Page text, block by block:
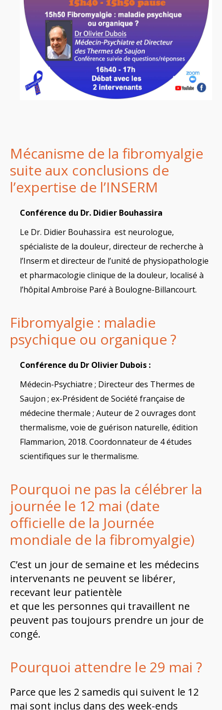
Mécanisme de la fibromyalgie
suite aux conclusions de
l’expertise de l’INSERM
Conférence du Dr. Didier Bouhassira
Le Dr. Didier Bouhassira est neurologue,
spécialiste de la douleur, directeur de recherche à
l’Inserm et directeur de l’unité de physiopathologie
et pharmacologie clinique de la douleur, localisé à
l’hôpital Ambroise Paré à Boulogne-Billancourt.
Fibromyalgie : maladie
psychique ou organique ?
Conférence du Dr Olivier Dubois :
Médecin-Psychiatre ; Directeur des Thermes de
Saujon ; ex-Président de Société française de
médecine thermale ; Auteur de 2 ouvrages dont
thermalisme, voie de guérison naturelle, édition
Flammarion, 2018. Coordonnateur de 4 études
scientifiques sur le thermalisme.
Pourquoi ne pas la célébrer la
journée le 12 mai (date
officielle de la Journée
mondiale de la fibromyalgie)
C’est un jour de semaine et les médecins
intervenants ne peuvent se libérer,
recevant leur patientèle
et que les personnes qui travaillent ne
peuvent pas toujours prendre un jour de
congé.
Pourquoi attendre le 29 mai ?
Parce que les 2 samedis qui suivent le 12
mai sont inclus dans des week-ends